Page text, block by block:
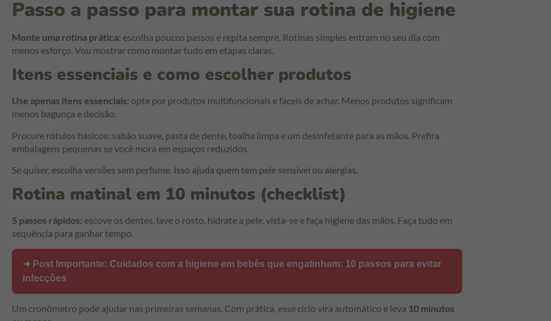
Passo a passo para montar sua rotina de higiene
Monte uma rotina prática: escolha poucos passos e repita sempre. Rotinas simples entram no seu dia com
menos esforço. Vou mostrar como montar tudo em etapas claras.
Itens essenciais e como escolher produtos
Use apenas itens essenciais: opte por produtos multifuncionais e fáceis de achar. Menos produtos significam
menos bagunça e decisão.
Procure rótulos básicos: sabão suave, pasta de dente, toalha limpa e um desinfetante para as mãos. Prefira
embalagens pequenas se você mora em espaços reduzidos.
Se quiser, escolha versões sem perfume. Isso ajuda quem tem pele sensível ou alergias.
Rotina matinal em 10 minutos (checklist)
5 passos rápidos: escove os dentes, lave o rosto, hidrate a pele, vista-se e faça higiene das mãos. Faça tudo em
sequência para ganhar tempo.
➜ Post Importante: Cuidados com a higiene em bebês que engatinham: 10 passos para evitar
infecções
Um cronômetro pode ajudar nas primeiras semanas. Com prática, esse ciclo vira automático e leva 10 minutos